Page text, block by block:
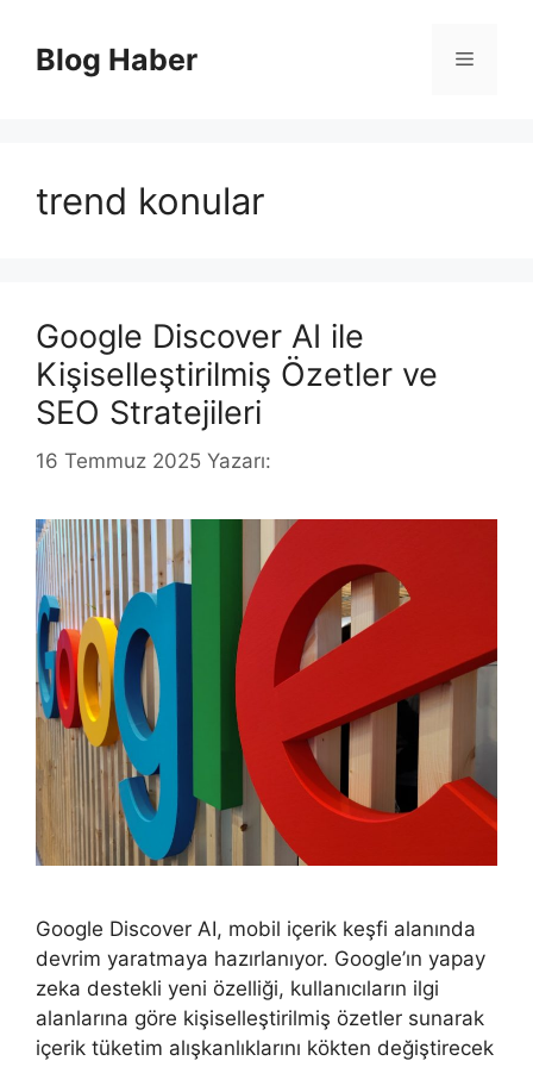
Blog Haber Menü
trend konular
Google Discover AI ile
Kişiselleştirilmiş Özetler ve
SEO Stratejileri
16 Temmuz 2025 Yazarı:
Google Discover AI, mobil içerik keşfi alanında
devrim yaratmaya hazırlanıyor. Google’ın yapay
zeka destekli yeni özelliği, kullanıcıların ilgi
alanlarına göre kişiselleştirilmiş özetler sunarak
içerik tüketim alışkanlıklarını kökten değiştirecek